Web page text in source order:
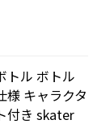
トル ボトル
様 キャラクタ
付き skater